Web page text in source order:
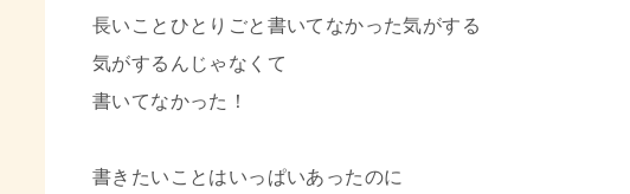
長いことひとりごと書いてなかった気がする
気がするんじゃなくて
書いてなかった！
書きたいことはいっぱいあったのに